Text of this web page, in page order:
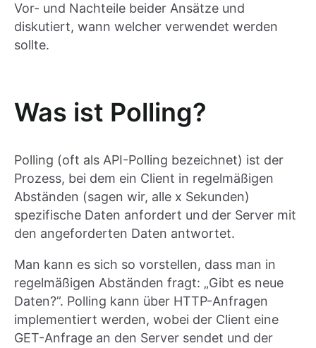
Vor- und Nachteile beider Ansätze und
diskutiert, wann welcher verwendet werden
sollte.
Was ist Polling?
Polling (oft als API-Polling bezeichnet) ist der
Prozess, bei dem ein Client in regelmäßigen
Abständen (sagen wir, alle x Sekunden)
spezifische Daten anfordert und der Server mit
den angeforderten Daten antwortet.
Man kann es sich so vorstellen, dass man in
regelmäßigen Abständen fragt: „Gibt es neue
Daten?”. Polling kann über HTTP-Anfragen
implementiert werden, wobei der Client eine
GET-Anfrage an den Server sendet und der